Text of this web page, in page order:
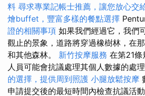
料 尋求專業記帳士推薦，讓您放心交
燴buffet，豐富多樣的餐點選擇
證的相關事項 如果我們經過它，我們
觀止的景象，道路將穿過橡樹林，在
和其他森林。 新竹按摩服務 在第21條
人員可能會抗議處理其個人數據的處理
的選擇，提供周到照護 小腿放鬆按摩
申請提交後的最短時間內檢查抗議活